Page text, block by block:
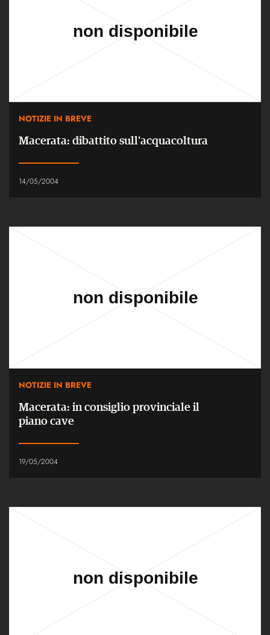
NOTIZIE IN BREVE
Macerata: dibattito sull'acquacoltura
14/05/2004
NOTIZIE IN BREVE
Macerata: in consiglio provinciale il
piano cave
19/05/2004